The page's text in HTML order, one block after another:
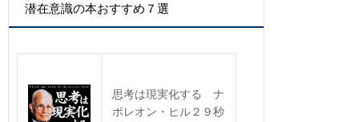
カ
イ
潜在意識の本おすすめ７選
思考は現実化する ナ
ポレオン・ヒル２９秒